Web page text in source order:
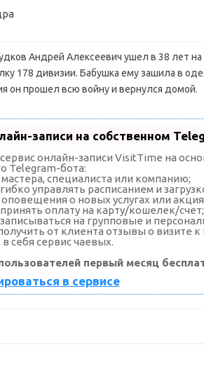
Андрей Алексеевич ушел в 38 лет на
178 дивизии. Бабушка ему зашила в
он прошел всю войну и вернулся домой.
записи на собственном
онлайн-записи VisitTime на
Telegram-бота:
специалиста или компанию;
управлять расписанием и
о новых услугах или
оплату на карту/кошелек/счет;
на групповые и
от клиента отзывы о визите к
себя сервис чаевых.
первый месяц
в сервисе